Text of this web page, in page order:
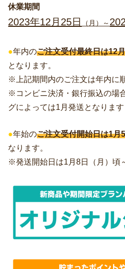
休業期間
2023年12月25日 （月）～
●年内のご注文受付最終日は12
となります。
※上記期間内のご注文は年内に
※コンビニ決済・銀行振込の場
グによっては1月発送となります
●年始のご注文受付開始日は1月
なります。
※発送開始日は1月8日（月）頃